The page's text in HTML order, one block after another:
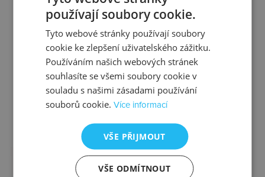
Kontrola Výměna
používají soubory cookie.
Tyto webové stránky používají soubory
cookie ke zlepšení uživatelského zážitku.
Používáním našich webových stránek
souhlasíte se všemi soubory cookie v
souladu s našimi zásadami používání
souborů cookie.Více informací
VŠE PŘIJMOUT
VŠE ODMÍTNOUT